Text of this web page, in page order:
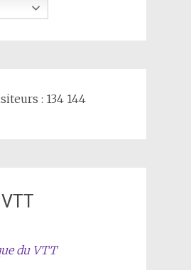
: 134 144
du VTT